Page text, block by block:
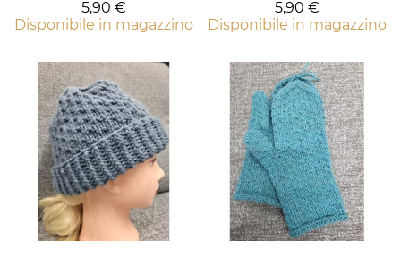
5,90 €
Disponibile in magazzino
5,90 €
Disponibile in magazzino